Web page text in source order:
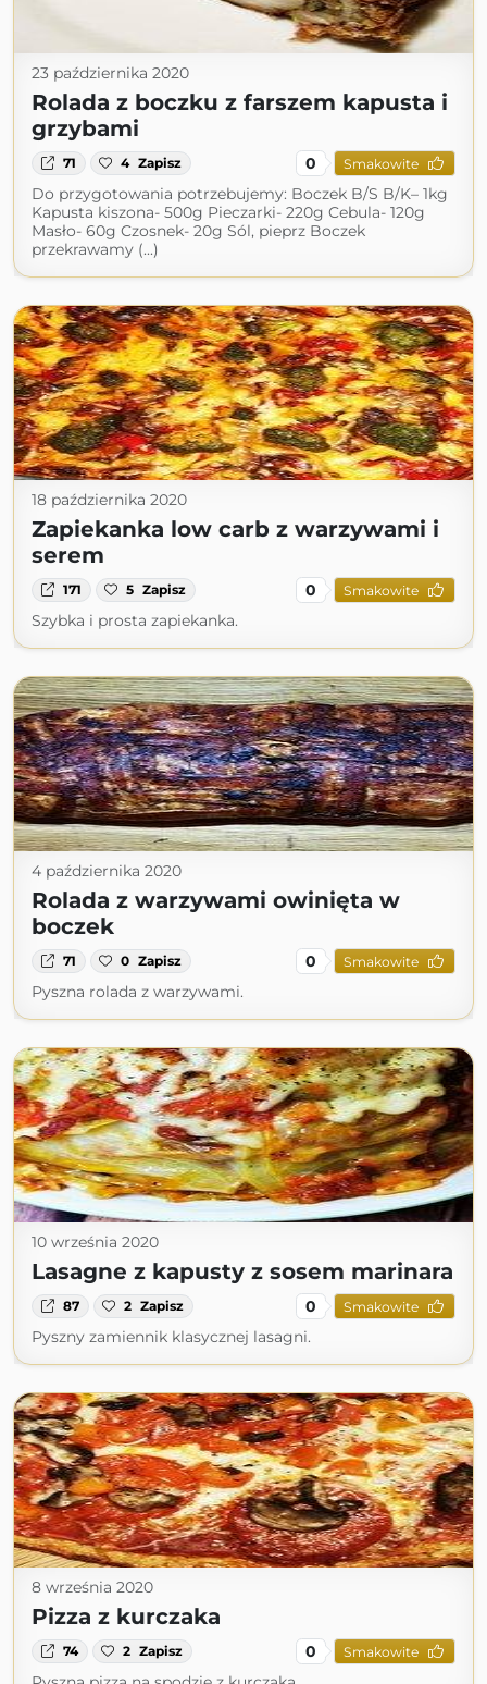
23 października 2020
Rolada z boczku z farszem kapusta i
grzybami
71 4 Zapisz 0 Smakowite
Do przygotowania potrzebujemy: Boczek B/S B/K– 1kg
Kapusta kiszona- 500g Pieczarki- 220g Cebula- 120g
Masło- 60g Czosnek- 20g Sól, pieprz Boczek
przekrawamy (...)
18 października 2020
Zapiekanka low carb z warzywami i
serem
171 5 Zapisz 0 Smakowite
Szybka i prosta zapiekanka.
4 października 2020
Rolada z warzywami owinięta w
boczek
71 0 Zapisz 0 Smakowite
Pyszna rolada z warzywami.
10 września 2020
Lasagne z kapusty z sosem marinara
87 2 Zapisz 0 Smakowite
Pyszny zamiennik klasycznej lasagni.
8 września 2020
Pizza z kurczaka
74 2 Zapisz 0 Smakowite